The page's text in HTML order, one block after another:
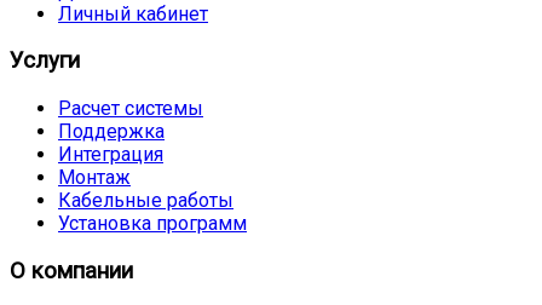
Личный кабинет
Услуги
Расчет системы
Поддержка
Интеграция
Монтаж
Кабельные работы
Установка программ
О компании